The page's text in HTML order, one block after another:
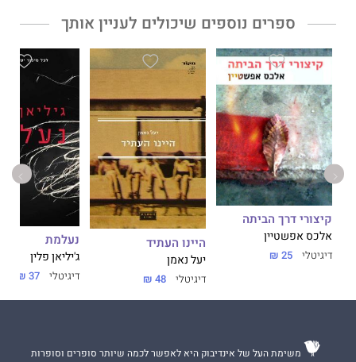
הן, על כל מורכבויותיהן.
ספרים נוספים שיכולים לעניין אותך
קיצורי דרך הביתה
אלכס אפשטיין
דיגיטלי 25 ₪
היינו העתיד
יעל נאמן
דיגיטלי 48 ₪
נעלמת
ג'יליאן פלין
דיגיטלי 37 ₪
משימת העל של אינדיבוק היא לאפשר לכמה שיותר סופרים וסופרות